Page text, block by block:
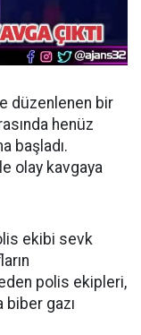
düzenlenen bir
henüz
başladı.
olay kavgaya
ekibi sevk
eden polis ekipleri,
biber gazı